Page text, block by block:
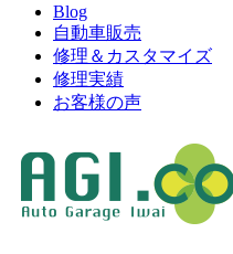
Blog
自動車販売
修理＆カスタマイズ
修理実績
お客様の声